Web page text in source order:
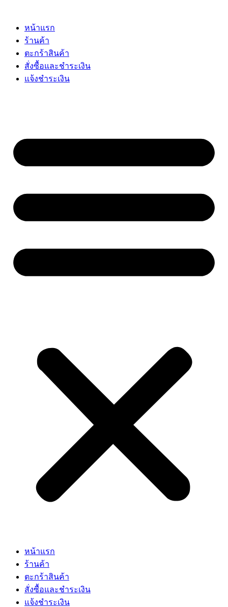
contentหน้าแรก
ร้านค้า
ตะกร้าสินค้า
สั่งซื้อและชำระเงิน
แจ้งชำระเงิน
หน้าแรก
ร้านค้า
ตะกร้าสินค้า
สั่งซื้อและชำระเงิน
แจ้งชำระเงิน